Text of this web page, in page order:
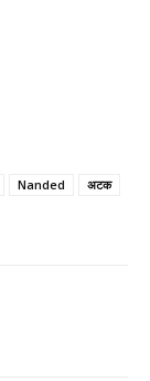
Nanded
अटक